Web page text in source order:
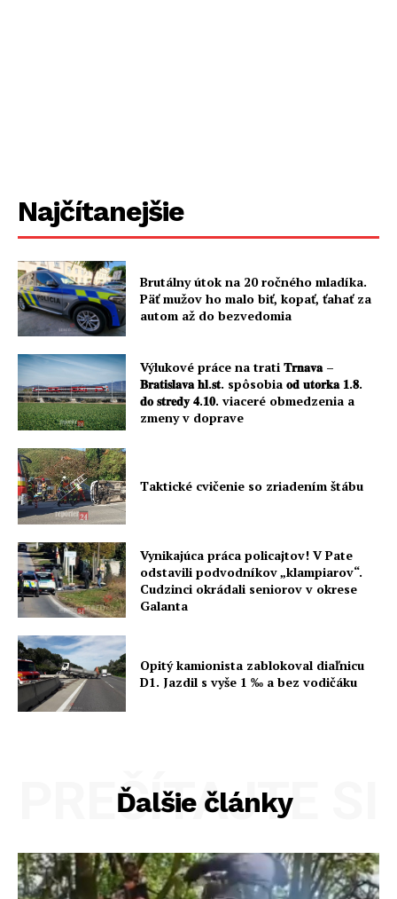
Najčítanejšie
Brutálny útok na 20 ročného mladíka.
Päť mužov ho malo biť, kopať, ťahať za
autom až do bezvedomia
Výlukové práce na trati 𝐓𝐫𝐧𝐚𝐯𝐚 –
𝐁𝐫𝐚𝐭𝐢𝐬𝐥𝐚𝐯𝐚 𝐡𝐥.𝐬𝐭. spôsobia 𝐨𝐝 𝐮𝐭𝐨𝐫𝐤𝐚 𝟏.𝟖.
𝐝𝐨 𝐬𝐭𝐫𝐞𝐝𝐲 𝟒.𝟏𝟎. viaceré obmedzenia a
zmeny v doprave
Taktické cvičenie so zriadením štábu
Vynikajúca práca policajtov! V Pate
odstavili podvodníkov „klampiarov“.
Cudzinci okrádali seniorov v okrese
Galanta
Opitý kamionista zablokoval diaľnicu
D1. Jazdil s vyše 1 ‰ a bez vodičáku
Ďalšie články
PREČÍTAJTE SI